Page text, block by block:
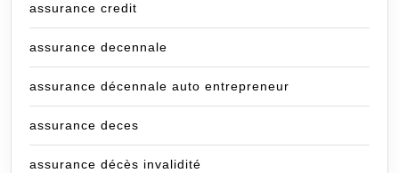
assurance credit
assurance decennale
assurance décennale auto entrepreneur
assurance deces
assurance décès invalidité